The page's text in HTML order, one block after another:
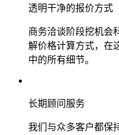
透明干净的报价方式
商务洽谈阶段挖机会
解价格计算方式，在
中的所有细节。
长期顾问服务
我们与众多客户都保